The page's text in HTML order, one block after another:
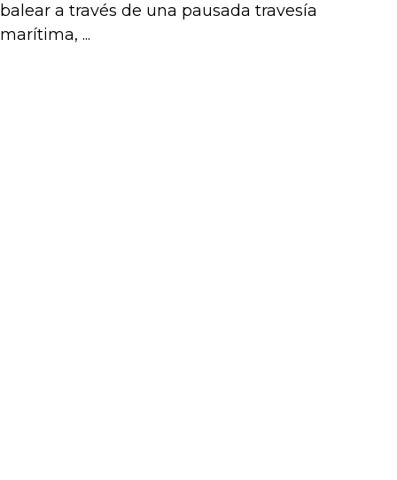
balear a través de una pausada travesía
marítima, ...